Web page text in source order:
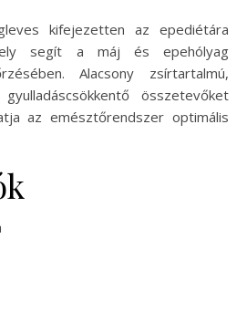
segít a máj és epehólyag
Alacsony zsírtartalmú,
összetevőket
az emésztőrendszer optimális